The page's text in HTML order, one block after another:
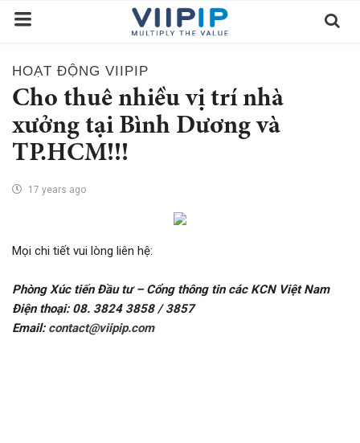
Trang chủ
Sàn Giao Dịch
Tin tức
Liên hệ
Tuyển dụng nhân sự
Tiêu Chuẩn Việt Nam
Thỏa Thuận Sử Dụng
HOẠT ĐỘNG VIIPIP
Cho thuê nhiều vị trí nhà
xưởng tại Bình Dương và
TP.HCM!!!
17 years ago
Mọi chi tiết vui lòng liên hệ:
Phòng Xúc tiến Đầu tư – Cổng thông tin các KCN Việt Nam
Điện thoại: 08. 3824 3858 / 3857
Email: contact@viipip.com